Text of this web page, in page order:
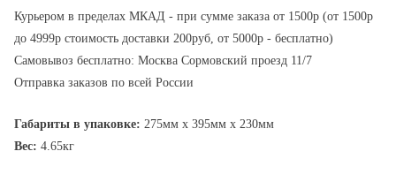
Курьером в пределах МКАД - при сумме заказа от 1500р (от 1500р
до 4999р стоимость доставки 200руб, от 5000р - бесплатно)
Самовывоз бесплатно: Москва Сормовский проезд 11/7
Отправка заказов по всей России
Габариты в упаковке: 275мм x 395мм x 230мм
Вес: 4.65кг